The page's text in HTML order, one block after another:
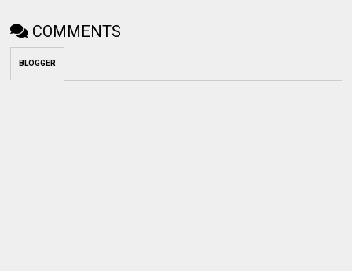
COMMENTS
BLOGGER